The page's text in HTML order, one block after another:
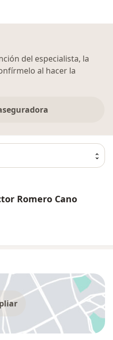
del especialista, la
al hacer la
Romero Cano